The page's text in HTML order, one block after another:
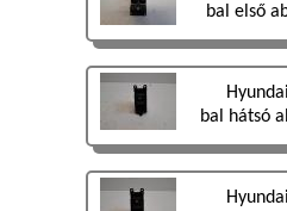
bal első
bal hátsó